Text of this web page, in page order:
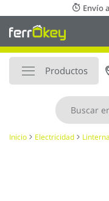
al
contenido
Envío
Productos
Inicio Electricidad